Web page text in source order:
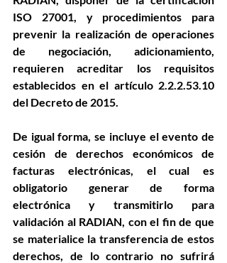
ISO 27001, y procedimientos para
prevenir la realización de operaciones
de negociación, adicionamiento,
requieren acreditar los requisitos
establecidos en el artículo 2.2.2.53.10
del Decreto de 2015.
De igual forma, se incluye el evento de
cesión de derechos económicos de
facturas electrónicas, el cual es
obligatorio generar de forma
electrónica y transmitirlo para
validación al RADIAN, con el fin de que
se materialice la transferencia de estos
derechos, de lo contrario no sufrirá